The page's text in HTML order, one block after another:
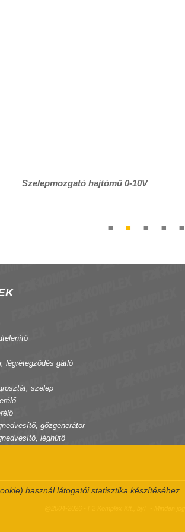
használ látogatói statisztika készítéséhez.
Szelepmozgató hajtómű 0-10V
légrétegződés gátló
szelep
gőzgenerátor
léghűtő